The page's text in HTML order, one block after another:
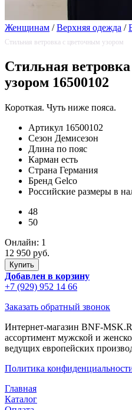
Женщинам / Верхняя одежда /
Стильная ветровка с цветочным узором
Стильная
узором 16500102
Короткая. Чуть ниже пояса.
Артикул 16500102
Сезон Демисезон
Длина по пояс
Карман есть
Страна Германия
Бренд Gelco
Российские размеры в
48
50
Онлайн: 1
12 950 руб.
Добавлен в корзину
+7 (929) 952 14 66
Заказать обратный звонок
Интернет-магазин BNF-
ассортимент мужской и
ведущих европейских
Политика
Главная
Каталог